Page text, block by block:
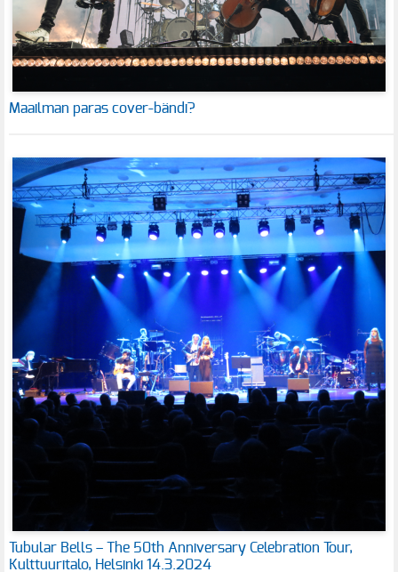
Maailman paras cover-bändi?
Tubular Bells – The 50th Anniversary Celebration Tour,
Kulttuuritalo, Helsinki 14.3.2024